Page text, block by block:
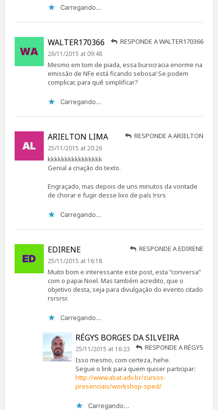
Carregando...
WALTER170366 RESPONDE A WALTER170366
26/11/2015 at 09:48
Mesmo em tom de piada, essa burocracia enorme na
emissão de NFe está ficando sebosa! Se podem
complicar, para quê simplificar?
Carregando...
ARIELTON LIMA RESPONDE A ARIELTON
25/11/2015 at 20:26
kkkkkkkkkkkkkkkk
Genial a criação do texto.
Engraçado, mas depois de uns minutos da vontade
de chorar e fugir desse lixo de país !rsrs
Carregando...
EDIRENE RESPONDE A EDIRENE
25/11/2015 at 16:18
Muito bom e interessante este post, esta “conversa”
com o papai Noel. Mas também acredito, que o
objetivo desta, seja para divulgação do evento citado
rsrsrsr.
Carregando...
RÉGYS BORGES DA SILVEIRA
RESPONDE A RÉGYS
25/11/2015 at 16:23
Isso mesmo, com certeza, hehe.
Segue o link para quem quiser participar:
http://www.abat.adv.br/cursos-
presenciais/workshop-sped/
Carregando...